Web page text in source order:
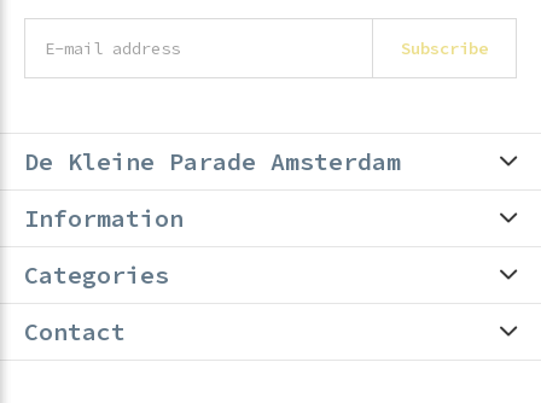
Subscribe
De Kleine Parade Amsterdam
Information
Categories
Contact